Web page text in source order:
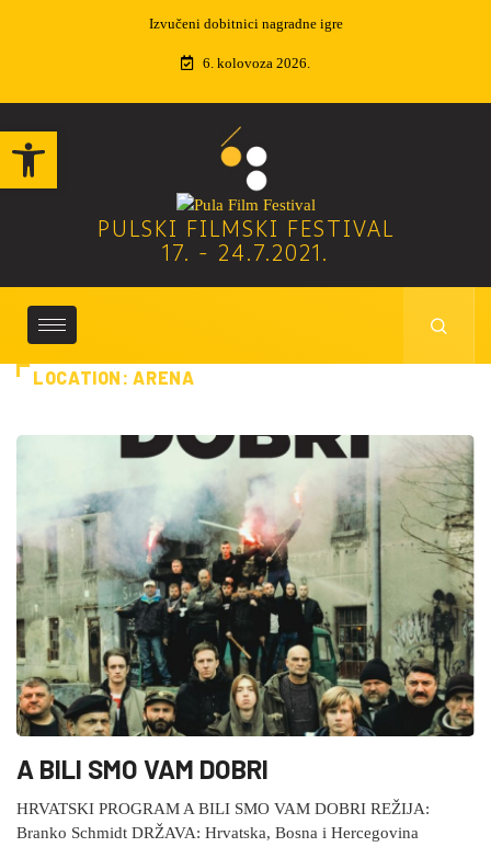
Open toolbar
Izvučeni dobitnici nagradne igre
6. kolovoza 2026.
PULSKI FILMSKI FESTIVAL
17. - 24.7.2021.
LOCATION:ARENA
A BILI SMO VAM DOBRI
HRVATSKI PROGRAM A BILI SMO VAM DOBRI REŽIJA:
Branko Schmidt DRŽAVA: Hrvatska, Bosna i Hercegovina